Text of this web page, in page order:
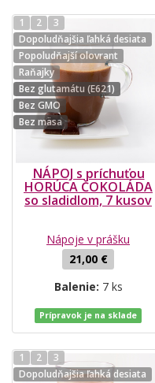
1 2
3
Dopoludňajšia ľahká desiata
Popoludňajší olovrant
Raňajky
Bez glutamátu (E621)
Bez GMO
Bez mäsa
NÁPOJ s príchuťou
HORÚCA ČOKOLÁDA
so sladidlom, 7 kusov
Nápoje v prášku
21,00 €
Balenie: 7 ks
Prípravok je na sklade
1 2
3
Dopoludňajšia ľahká desiata